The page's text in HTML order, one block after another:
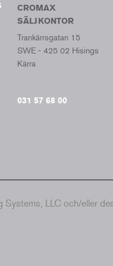
CROMAX
SÄLJKONTOR
Trankärrsgatan 15
SWE - 425 02 Hisings
Kärra
031 57 68 00
Systems, LLC och/eller